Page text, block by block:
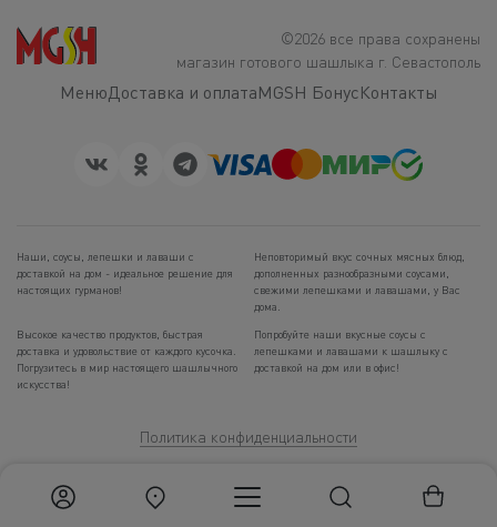
Севастополь
©2026 все права сохранены
магазин готового шашлыка г. Севастополь
МенюДоставка и оплатаMGSH БонусКонтакты
Наши, соусы, лепешки и лаваши с
доставкой на дом - идеальное решение для
настоящих гурманов!
Неповторимый вкус сочных мясных блюд,
дополненных разнообразными соусами,
свежими лепешками и лавашами, у Вас
дома.
Высокое качество продуктов, быстрая
доставка и удовольствие от каждого кусочка.
Погрузитесь в мир настоящего шашлычного
искусства!
Попробуйте наши вкусные соусы с
лепешками и лавашами к шашлыку с
доставкой на дом или в офис!
Политика конфиденциальности